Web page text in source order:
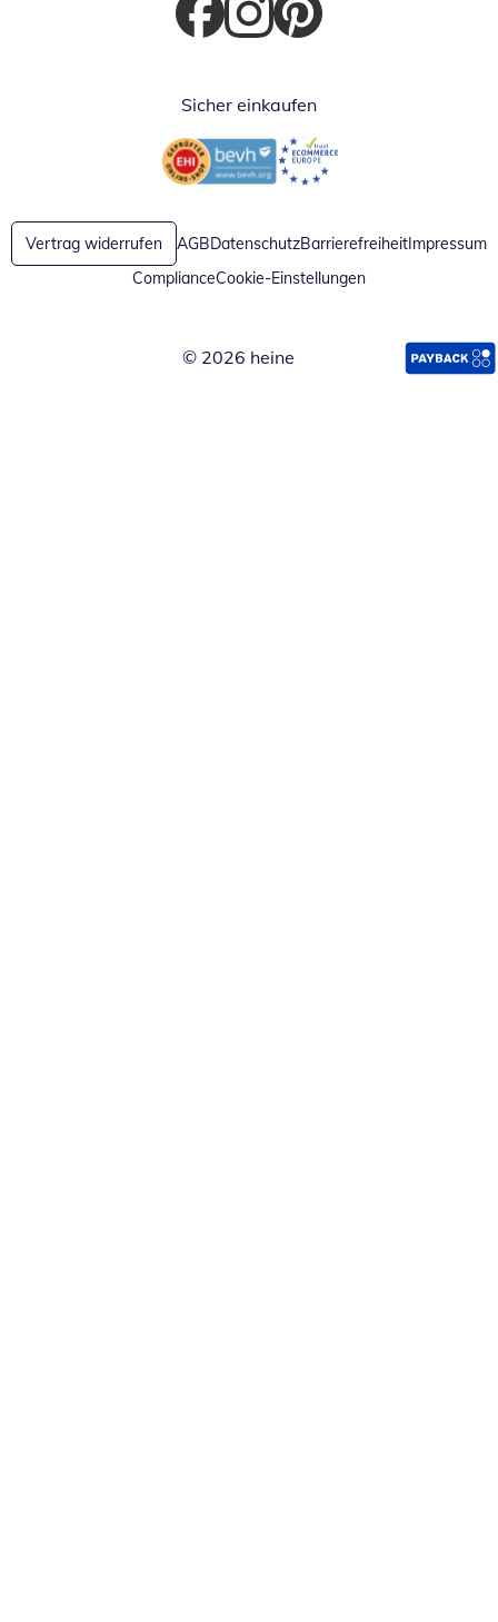
Öffnet in neuem Fenster
Öffnet in neuem Fenster
Öffnet in neuem Fenster
Sicher einkaufen
Öffnet in neuem FensterÖffnet in neuem Fenster
Vertrag widerrufen AGBDatenschutzBarrierefreiheitImpressum
ComplianceCookie-Einstellungen
© 2026 heine